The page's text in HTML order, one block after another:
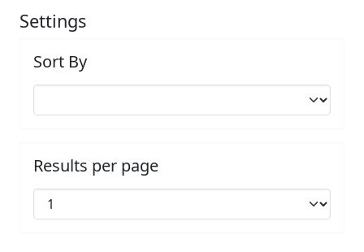
Settings
Sort By
Results per page